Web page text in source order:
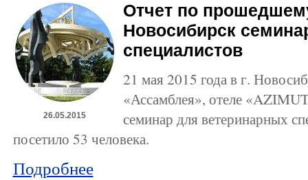
26.05.2015
Отчет по
Новосибирск
специалистов
21 мая 2015 года в г.
«Ассамблея», отеле
семинар для ветеринарных
посетило 53 человека.
Подробнее